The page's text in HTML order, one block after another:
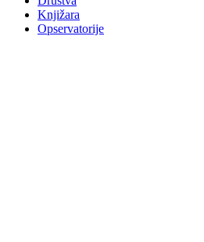
Knjižara
Opservatorije